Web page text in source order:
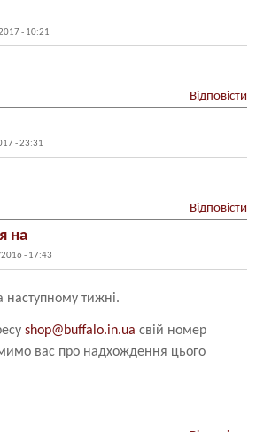
- 10:21
Відповісти
- 23:31
Відповісти
на
- 17:43
наступному тижні.
shop@buffalo.in.ua свій номер
вас про надхождення цього